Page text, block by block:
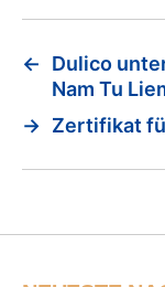
←
Dulico
Nam Tu
→ Zertifikat